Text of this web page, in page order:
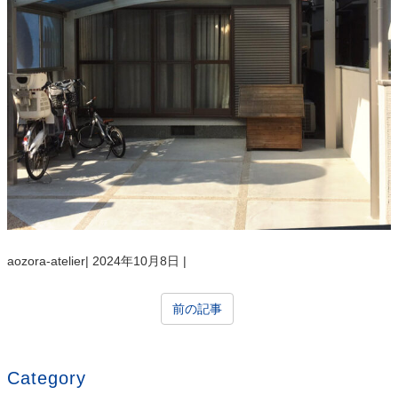
aozora-atelier| 2024年10月8日 |
前の記事
Category